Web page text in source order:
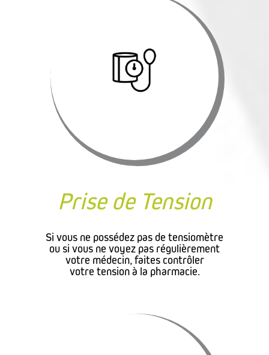
Prise de Tension
Si vous ne possédez pas de tensiomètre
ou si vous ne voyez pas régulièrement
votre médecin, faites contrôler
votre tension à la pharmacie.